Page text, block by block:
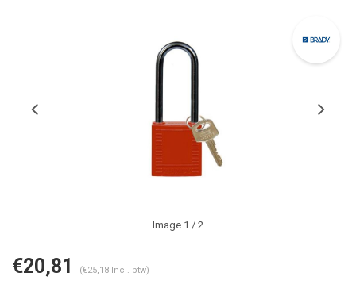
Image 1 / 2
€20,81 (€25,18 Incl. btw)